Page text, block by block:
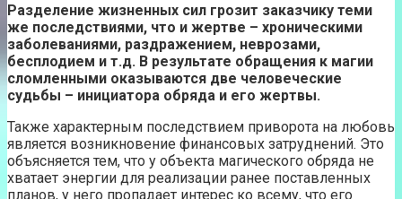
Разделение жизненных сил грозит заказчику теми
же последствиями, что и жертве – хроническими
заболеваниями, раздражением, неврозами,
бесплодием и т.д. В результате обращения к магии
сломленными оказываются две человеческие
судьбы – инициатора обряда и его жертвы.
Также характерным последствием приворота на любовь
является возникновение финансовых затруднений. Это
объясняется тем, что у объекта магического обряда не
хватает энергии для реализации ранее поставленных
планов, у него пропадает интерес ко всему, что его